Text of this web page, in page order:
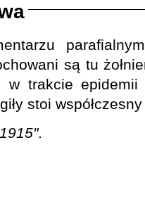
są tu
w trakcie
stoi
.